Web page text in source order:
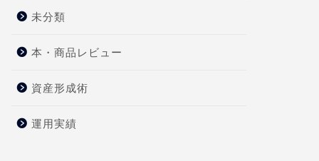
未分類
本・商品レビュー
資産形成術
運用実績